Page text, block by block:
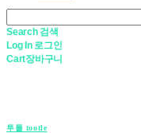
Search 검색
Log In 로그인
Cart장바구니
투틀 tootle